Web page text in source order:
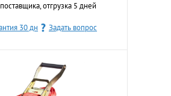
отгрузка 5 дней
30 дн Задать вопрос